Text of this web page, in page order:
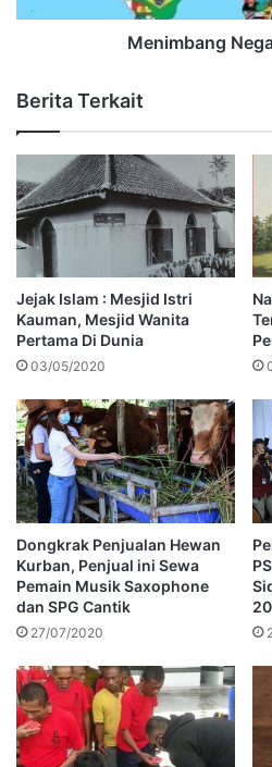
Menimbang
Berita Terkait
Jejak Islam : Mesjid Istri
Kauman, Mesjid Wanita
Pertama Di Dunia
03/05/2020
Dongkrak Penjualan Hewan
Kurban, Penjual ini Sewa
Pemain Musik Saxophone
dan SPG Cantik
27/07/2020